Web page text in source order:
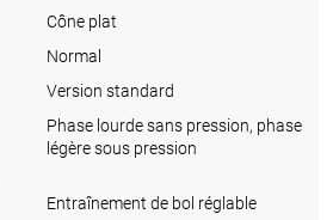
Cône plat
Normal
Version standard
Phase lourde sans pression, phase
légère sous pression
Entraînement de bol réglable